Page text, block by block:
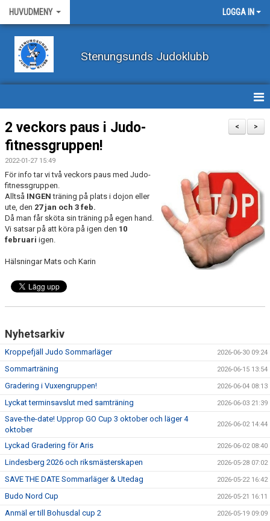
HUVUDMENY LOGGA IN
Stenungsunds Judoklubb
HEM
FÖRBUNDSNYHETER
BILDER
BÖRJA TRÄNA JUDO
BLI MEDLEM
>
<
2 veckors paus i Judo-
fitnessgruppen!
2022-01-27 15:49
För info tar vi två veckors paus med Judo-
fitnessgruppen.
Alltså INGEN träning på plats i dojon eller
ute, den 27 jan och 3 feb.
Då man får sköta sin träning på egen hand.
Vi satsar på att köra på igen den 10
februari igen.
Hälsningar Mats och Karin
Nyhetsarkiv
Kroppefjäll Judo Sommarläger 2026-06-30 09:24
Sommarträning 2026-06-15 13:54
Gradering i Vuxengruppen! 2026-06-04 08:13
Lyckat terminsavslut med samträning 2026-06-03 21:39
Save-the-date! Upprop GO Cup 3 oktober och läger 4
oktober
2026-06-02 14:44
Lyckad Gradering för Aris 2026-06-02 08:40
Lindesberg 2026 och riksmästerskapen 2026-05-28 07:02
SAVE THE DATE Sommarläger & Utedag 2026-05-22 16:42
Budo Nord Cup 2026-05-21 16:11
Anmäl er till Bohusdal cup 2 2026-05-19 09:09